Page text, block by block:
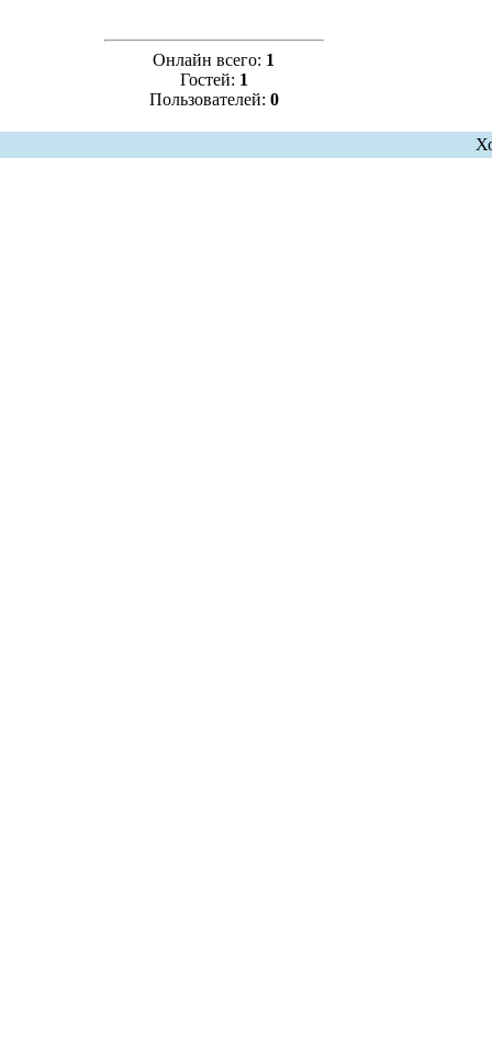
Онлайн всего: 1
Гостей: 1
Пользователей: 0